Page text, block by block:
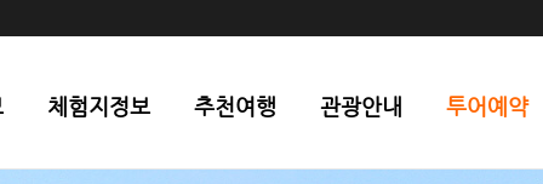
체험지정보 추천여행 관광안내 투어예약